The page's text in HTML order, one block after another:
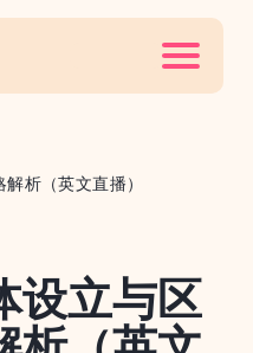
析（英文直播）
设立与区